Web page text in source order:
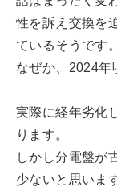
性を訴え交換を
ているそうです。
なぜか、2024年
実際に経年劣化
ります。
しかし分電盤が
少ないと思いま